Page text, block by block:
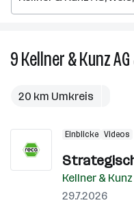
9Kellner & Kunz AG
20 km Umkreis
Einblicke Videos
Kellner & Kunz
29.7.2026